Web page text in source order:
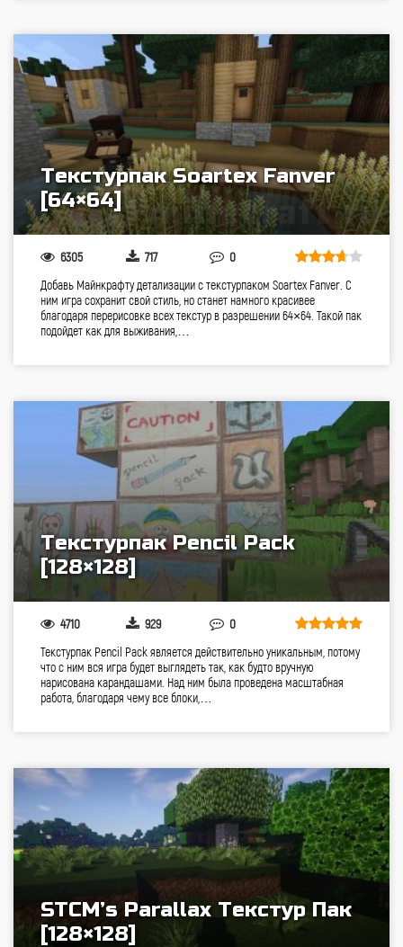
Текстурпак Soartex Fanver
[64×64]
6305 717 0
Добавь Майнкрафту детализации с текстурпаком Soartex Fanver. С
ним игра сохранит свой стиль, но станет намного красивее
благодаря перерисовке всех текстур в разрешении 64×64. Такой пак
подойдет как для выживания,…
Текстурпак Pencil Pack
[128×128]
4710 929 0
Текстурпак Pencil Pack является действительно уникальным, потому
что с ним вся игра будет выглядеть так, как будто вручную
нарисована карандашами. Над ним была проведена масштабная
работа, благодаря чему все блоки,…
STCM’s Parallax Текстур Пак
[128×128]